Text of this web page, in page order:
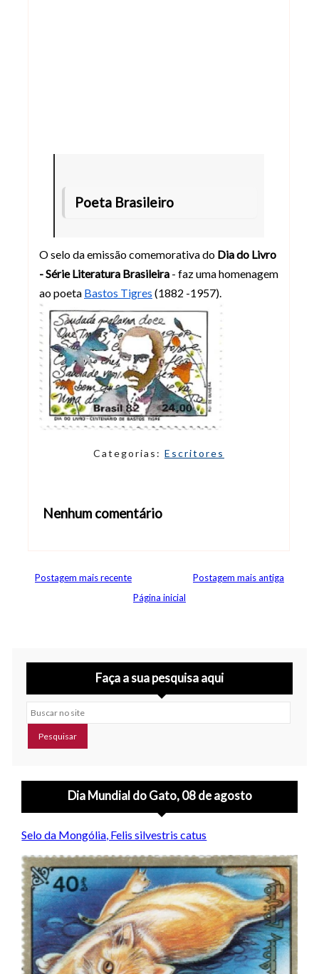
Poeta Brasileiro
O selo da emissão comemorativa do Dia do Livro
- Série Literatura Brasileira - faz uma homenagem
ao poeta Bastos Tigres (1882 -1957).
Categorias: Escritores
Nenhum comentário
Postagem mais recente
Postagem mais antiga
Página inicial
Faça a sua pesquisa aqui
Buscar no site
Dia Mundial do Gato, 08 de agosto
Selo da Mongólia, Felis silvestris catus